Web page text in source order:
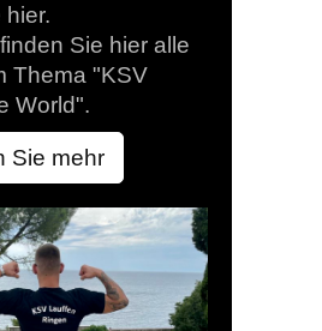
hier.
Sie hier alle
Thema "KSV
World".
Sie mehr